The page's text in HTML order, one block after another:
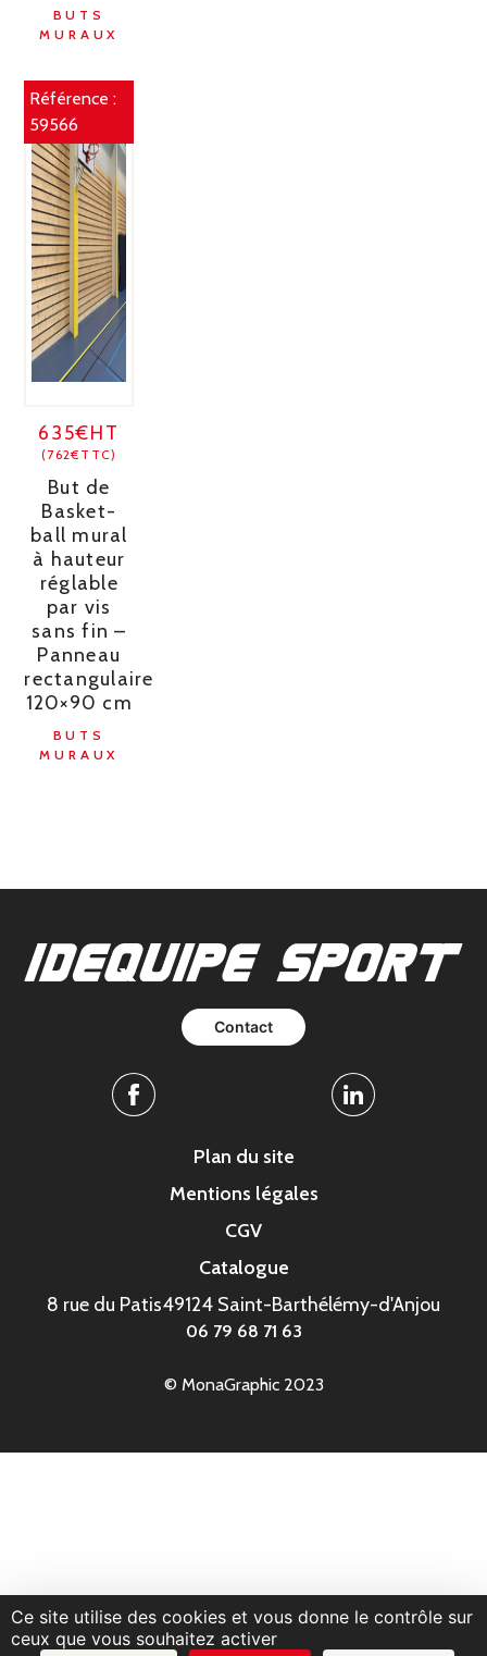
BUTS
MURAUX
Référence :
59566
635€HT
(762€TTC)
But de
Basket-
ball mural
à hauteur
réglable
par vis
sans fin –
Panneau
rectangulaire
120×90 cm
BUTS
MURAUX
Contact
Facebook Linkedin
Plan du site
Mentions légales
CGV
Catalogue
8 rue du Patis49124 Saint-Barthélémy-d'Anjou
06 79 68 71 63
© MonaGraphic 2023
Ce site utilise des cookies et vous donne le contrôle sur
ceux que vous souhaitez activer